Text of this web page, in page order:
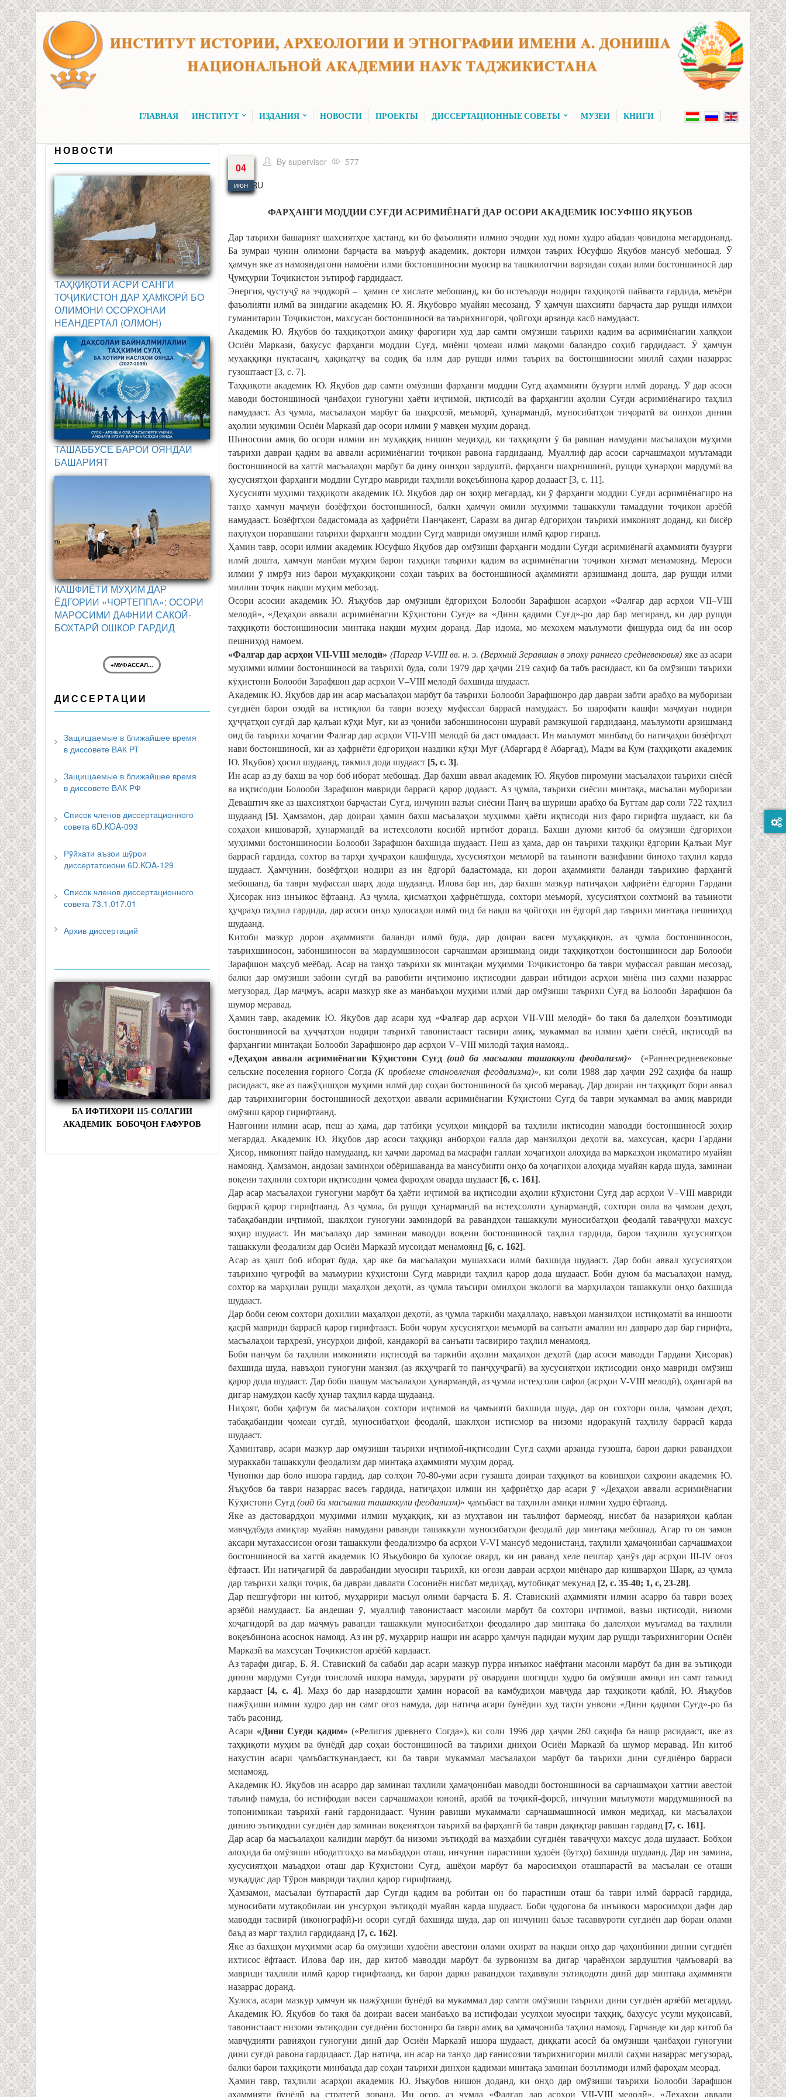
Перейти к основному содержанию
ГЛАВНАЯ ИНСТИТУТ ИЗДАНИЯ НОВОСТИ ПРОЕКТЫ ДИССЕРТАЦИОННЫЕ СОВЕТЫ МУЗЕИ КНИГИ
04
июн
By supervisor
577
Язык RU
ФАРҲАНГИ МОДДИИ СУҒДИ АСРИМИЁНАГӢ ДАР ОСОРИ АКАДЕМИК ЮСУФШО ЯҚУБОВ
Дар таърихи башарият шахсиятҳое ҳастанд, ки бо фаъолияти илмию эҷодии худ номи худро абадан ҷовидона мегардонанд.
Ба зумраи чунин олимони барҷаста ва маъруф академик, доктори илмҳои таърих Юсуфшо Яқубов мансуб мебошад. Ӯ
ҳамчун яке аз намояндагони намоёни илми бостоншиносии муосир ва ташкилотчии варзидаи соҳаи илми бостоншиносӣ дар
Ҷумҳурии Тоҷикистон эътироф гардидааст.
Энергия, ҷустуҷӯ ва эҷодкорӣ – ҳамин се хислате мебошанд, ки бо истеъдоди нодири таҳқиқотӣ пайваста гардида, меъёри
фаъолияти илмӣ ва зиндагии академик Ю. Я. Яқубовро муайян месозанд. Ӯ ҳамчун шахсияти барҷаста дар рушди илмҳои
гуманитарии Тоҷикистон, махсусан бостоншиносӣ ва таърихнигорӣ, ҷойгоҳи арзанда касб намудааст.
Академик Ю. Яқубов бо таҳқиқотҳои амиқу фарогири худ дар самти омӯзиши таърихи қадим ва асримиёнагии халқҳои
Осиёи Марказӣ, бахусус фарҳанги моддии Суғд, миёни ҷомеаи илмӣ мақоми баландро соҳиб гардидааст. Ӯ ҳамчун
муҳаққиқи нуқтасанҷ, ҳақиқатҷӯ ва содиқ ба илм дар рушди илми таърих ва бостоншиносии миллӣ саҳми назаррас
гузоштааст [3, с. 7].
Таҳқиқоти академик Ю. Яқубов дар самти омӯзиши фарҳанги моддии Суғд аҳаммияти бузурги илмӣ доранд. Ӯ дар асоси
маводи бостоншиносӣ ҷанбаҳои гуногуни ҳаёти иҷтимоӣ, иқтисодӣ ва фарҳангии аҳолии Суғди асримиёнагиро таҳлил
намудааст. Аз ҷумла, масъалаҳои марбут ба шаҳрсозӣ, меъморӣ, ҳунармандӣ, муносибатҳои тиҷоратӣ ва оинҳои динии
аҳолии муқимии Осиёи Марказӣ дар осори илмии ӯ мавқеи муҳим доранд.
Шиносоии амиқ бо осори илмии ин муҳаққиқ нишон медиҳад, ки таҳқиқоти ӯ ба равшан намудани масъалаҳои муҳими
таърихи давраи қадим ва аввали асримиёнагии тоҷикон равона гардидаанд. Муаллиф дар асоси сарчашмаҳои муътамади
бостоншиносӣ ва хаттӣ масъалаҳои марбут ба дину оинҳои зардуштӣ, фарҳанги шаҳрнишинӣ, рушди ҳунарҳои мардумӣ ва
хусусиятҳои фарҳанги моддии Суғдро мавриди таҳлили воқеъбинона қарор додааст [3, с. 11].
Хусусияти муҳими таҳқиқоти академик Ю. Яқубов дар он зоҳир мегардад, ки ӯ фарҳанги моддии Суғди асримиёнагиро на
танҳо ҳамчун маҷмӯи бозёфтҳои бостоншиносӣ, балки ҳамчун омили муҳимми ташаккули тамаддуни тоҷикон арзёбӣ
намудааст. Бозёфтҳои бадастомада аз ҳафриёти Панҷакент, Саразм ва дигар ёдгориҳои таърихӣ имконият доданд, ки бисёр
паҳлуҳои норавшани таърихи фарҳанги моддии Суғд мавриди омӯзиши илмӣ қарор гиранд.
Ҳамин тавр, осори илмии академик Юсуфшо Яқубов дар омӯзиши фарҳанги моддии Суғди асримиёнагӣ аҳаммияти бузурги
илмӣ дошта, ҳамчун манбаи муҳим барои таҳқиқи таърихи қадим ва асримиёнагии тоҷикон хизмат менамоянд. Мероси
илмии ӯ имрӯз низ барои муҳаққиқони соҳаи таърих ва бостоншиносӣ аҳаммияти арзишманд дошта, дар рушди илми
миллии тоҷик нақши муҳим мебозад.
Осори асосии академик Ю. Яъқубов дар омӯзиши ёдгориҳои Болооби Зарафшон асарҳои «Фалғар дар асрҳои VII–VIII
мелодӣ», «Деҳаҳои аввали асримиёнагии Кӯҳистони Суғд» ва «Дини қадими Суғд»-ро дар бар мегиранд, ки дар рушди
таҳқиқоти бостоншиносии минтақа нақши муҳим доранд. Дар идома, мо мехоҳем маълумоти фишурда оид ба ин осор
пешниҳод намоем.
«Фалғар дар асрҳоиVII-VIIIмелодӣ» (Паргар V-VIII вв. н. э. (Верхний Зеравшан в эпоху раннего средневековья) яке аз асари
муҳимми илмии бостоншиносӣ ва таърихӣ буда, соли 1979 дар ҳаҷми 219 саҳиф ба табъ расидааст, ки ба омӯзиши таърихи
кӯҳистони Болооби Зарафшон дар асрҳои V–VIII мелодӣ бахшида шудааст.
Академик Ю. Яқубов дар ин асар масъалаҳои марбут ба таърихи Болооби Зарафшонро дар давраи забти арабҳо ва муборизаи
суғдиён барои озодӣ ва истиқлол ба таври возеҳу муфассал баррасӣ намудааст. Бо шарофати кашфи маҷмуаи нодири
ҳуҷҷатҳои суғдӣ дар қалъаи кӯҳи Муғ, ки аз ҷониби забоншиносони шуравӣ рамзкушоӣ гардидаанд, маълумоти арзишманд
оид ба таърихи хоҷагии Фалғар дар асрҳои VII-VIII мелодӣ ба даст омадааст. Ин маълумот минбаъд бо натиҷаҳои бозёфтҳот
нави бостоншиносӣ, ки аз ҳафриёти ёдгориҳои наздики кӯҳи Муғ (Абаргард ё Абарғад), Мадм ва Кум (таҳқиқоти академик
Ю. Яқубов) ҳосил шудаанд, такмил дода шудааст [5, с. 3].
Ин асар аз ду бахш ва чор боб иборат мебошад. Дар бахши аввал академик Ю. Яқубов пиромуни масъалаҳои таърихи сиёсӣ
ва иқтисодии Болооби Зарафшон мавриди баррасӣ қарор додааст. Аз ҷумла, таърихи сиёсии минтақа, масъалаи муборизаи
Деваштич яке аз шахсиятҳои барҷастаи Суғд, инчунин вазъи сиёсии Панҷ ва шуриши арабҳо ба Буттам дар соли 722 таҳлил
шудаанд [5]. Ҳамзамон, дар доираи ҳамин бахш масъалаҳои муҳимми ҳаёти иқтисодӣ низ фаро гирифта шудааст, ки ба
соҳаҳои кишоварзӣ, ҳунармандӣ ва истеҳсолоти косибӣ иртибот доранд. Бахши дуюми китоб ба омӯзиши ёдгориҳои
муҳимми бостоншиносии Болооби Зарафшон бахшида шудааст. Пеш аз ҳама, дар он таърихи таҳқиқи ёдгории Қалъаи Муғ
баррасӣ гардида, сохтор ва тарҳи ҳуҷраҳои кашфшуда, хусусиятҳои меъморӣ ва таъиноти вазифавии биноҳо таҳлил карда
шудааст. Ҳамчунин, бозёфтҳои нодири аз ин ёдгорӣ бадастомада, ки дорои аҳаммияти баланди таърихию фарҳангӣ
мебошанд, ба таври муфассал шарҳ дода шудаанд. Илова бар ин, дар бахши мазкур натиҷаҳои ҳафриёти ёдгории Гардани
Ҳисорак низ инъикос ёфтаанд. Аз ҷумла, қисматҳои ҳафриётшуда, сохтори меъморӣ, хусусиятҳои сохтмонӣ ва таъиноти
ҳуҷраҳо таҳлил гардида, дар асоси онҳо хулосаҳои илмӣ оид ба нақш ва ҷойгоҳи ин ёдгорӣ дар таърихи минтақа пешниҳод
шудаанд.
Китоби мазкур дорои аҳаммияти баланди илмӣ буда, дар доираи васеи муҳаққиқон, аз ҷумла бостоншиносон,
таърихшиносон, забоншиносон ва мардумшиносон сарчашмаи арзишманд оиди таҳқиқотҳои бостоншиноси дар Болооби
Зарафшон маҳсуб меёбад. Асар на танҳо таърихи як минтақаи муҳимми Тоҷикистонро ба таври муфассал равшан месозад,
балки дар омӯзиши забони суғдӣ ва равобити иҷтимоию иқтисодии давраи ибтидои асрҳои миёна низ саҳми назаррас
мегузорад. Дар маҷмуъ, асари мазкур яке аз манбаъҳои муҳими илмӣ дар омӯзиши таърихи Суғд ва Болооби Зарафшон ба
шумор меравад.
Ҳамин тавр, академик Ю. Яқубов дар асари худ «Фалғар дар асрҳои VII-VIII мелодӣ» бо такя ба далелҳои боэътимоди
бостоншиносӣ ва ҳуҷҷатҳои нодири таърихӣ тавонистааст тасвири амиқ, мукаммал ва илмии ҳаёти сиёсӣ, иқтисодӣ ва
фарҳангии минтақаи Болооби Зарафшонро дар асрҳои V–VIII милодӣ таҳия намояд..
«Деҳаҳои аввали асримиёнагии КӯҳистониСуғд (оид ба масъалаи ташаккули феодализм)» («Раннесредневековые
сельские поселения горного Согда(К проблеме становления феодализма)», ки соли 1988 дар ҳаҷми 292 саҳифа ба нашр
расидааст, яке аз пажӯҳишҳои муҳими илмӣ дар соҳаи бостоншиносӣ ба ҳисоб меравад. Дар доираи ин таҳқиқот бори аввал
дар таърихнигории бостоншиносӣ деҳотҳои аввали асримиёнагии Кӯҳистони Суғд ба таври мукаммал ва амиқ мавриди
омӯзиш қарор гирифтаанд.
Навгонии илмии асар, пеш аз ҳама, дар татбиқи усулҳои миқдорӣ ва таҳлили иқтисодии маводди бостоншиносӣ зоҳир
мегардад. Академик Ю. Яқубов дар асоси таҳқиқи анборҳои ғалла дар манзилҳои деҳотӣ ва, махсусан, қасри Гардани
Ҳисор, имконият пайдо намудаанд, ки ҳаҷми даромад ва масрафи ғаллаи хоҷагиҳои алоҳида ва марказҳои иқоматиро муайян
намоянд. Ҳамзамон, андозаи заминҳои обёришаванда ва мансубияти онҳо ба хоҷагиҳои алоҳида муайян карда шуда, заминаи
воқеии таҳлили сохтори иқтисодии ҷомеа фароҳам оварда шудааст [6, с. 161].
Дар асар масъалаҳои гуногуни марбут ба ҳаёти иҷтимоӣ ва иқтисодии аҳолии кӯҳистони Суғд дар асрҳои V–VIII мавриди
баррасӣ қарор гирифтаанд. Аз ҷумла, ба рушди ҳунармандӣ ва истеҳсолоти ҳунармандӣ, сохтори оила ва ҷамоаи деҳот,
табақабандии иҷтимоӣ, шаклҳои гуногуни заминдорӣ ва равандҳои ташаккули муносибатҳои феодалӣ таваҷҷуҳи махсус
зоҳир шудааст. Ин масъалаҳо дар заминаи маводди воқеии бостоншиносӣ таҳлил гардида, барои таҳлили хусусиятҳои
ташаккули феодализм дар Осиёи Марказӣ мусоидат менамоянд [6, с. 162].
Асар аз ҳашт боб иборат буда, ҳар яке ба масъалаҳои мушаххаси илмӣ бахшида шудааст. Дар боби аввал хусусиятҳои
таърихию ҷуғрофӣ ва маъмурии кӯҳистони Суғд мавриди таҳлил қарор дода шудааст. Боби дуюм ба масъалаҳои намуд,
сохтор ва марҳилаи рушди маҳалҳои деҳотӣ, аз ҷумла таъсири омилҳои экологӣ ва марҳилаҳои ташаккули онҳо бахшида
шудааст.
Дар боби сеюм сохтори дохилии маҳалҳои деҳотӣ, аз ҷумла таркиби маҳаллаҳо, навъҳои манзилҳои истиқоматӣ ва иншооти
қасрӣ мавриди баррасӣ қарор гирифтааст. Боби чорум хусусиятҳои меъморӣ ва санъати амалии ин давраро дар бар гирифта,
масъалаҳои тарҳрезӣ, унсурҳои дифоӣ, кандакорӣ ва санъати тасвириро таҳлил менамояд.
Боби панҷум ба таҳлили имконияти иқтисодӣ ва таркиби аҳолии маҳалҳои деҳотӣ (дар асоси маводди Гардани Ҳисорак)
бахшида шуда, навъҳои гуногуни манзил (аз якҳуҷрагӣ то панҷҳуҷрагӣ) ва хусусиятҳои иқтисодии онҳо мавриди омӯзиш
қарор дода шудааст. Дар боби шашум масъалаҳои ҳунармандӣ, аз ҷумла истеҳсоли сафол (асрҳои V-VIII мелодӣ), оҳангарӣ ва
дигар намудҳои касбу ҳунар таҳлил карда шудаанд.
Ниҳоят, боби ҳафтум ба масъалаҳои сохтори иҷтимоӣ ва ҷамъиятӣ бахшида шуда, дар он сохтори оила, ҷамоаи деҳот,
табақабандии ҷомеаи суғдӣ, муносибатҳои феодалӣ, шаклҳои истисмор ва низоми идоракунӣ таҳлилу баррасӣ карда
шудааст.
Ҳаминтавр, асари мазкур дар омӯзиши таърихи иҷтимоӣ-иқтисодии Суғд саҳми арзанда гузошта, барои дарки равандҳои
мураккаби ташаккули феодализм дар минтақа аҳаммияти муҳим дорад.
Чунонки дар боло ишора гардид, дар солҳои 70-80-уми асри гузашта доираи таҳқиқот ва ковишҳои саҳроии академик Ю.
Яъқубов ба таври назаррас васеъ гардида, натиҷаҳои илмии ин ҳафриётҳо дар асари ӯ «Деҳаҳои аввали асримиёнагии
Кӯҳистони Суғд (оид ба масъалаи ташаккули феодализм)» ҷамъбаст ва таҳлили амиқи илмии худро ёфтаанд.
Яке аз дастовардҳои муҳимми илмии муҳаққиқ, ки аз муҳтавои ин таълифот бармеояд, нисбат ба назарияҳои қаблан
мавҷудбуда амиқтар муайян намудани раванди ташаккули муносибатҳои феодалӣ дар минтақа мебошад. Агар то он замон
аксари мутахассисон оғози ташаккули феодализмро ба асрҳои V-VI мансуб медонистанд, таҳлили ҳамаҷонибаи сарчашмаҳои
бостоншиносӣ ва хаттӣ академик Ю Яъқубовро ба хулосае овард, ки ин раванд хеле пештар ҳанӯз дар асрҳои III-IV оғоз
ёфтааст. Ин натиҷагирӣ ба даврабандии муосири таърихӣ, ки оғози давраи асрҳои миёнаро дар кишварҳои Шарқ, аз ҷумла
дар таърихи халқи тоҷик, ба давраи давлати Сосониён нисбат медиҳад, мутобиқат мекунад [2, с. 35-40; 1, с, 23-28].
Дар пешгуфтори ин китоб, муҳаррири масъул олими барҷаста Б. Я. Ставиский аҳаммияти илмии асарро ба таври возеҳ
арзёбӣ намудааст. Ба андешаи ӯ, муаллиф тавонистааст масоили марбут ба сохтори иҷтимоӣ, вазъи иқтисодӣ, низоми
хоҷагидорӣ ва дар маҷмӯъ раванди ташаккули муносибатҳои феодалиро дар минтақа бо далелҳои муътамад ва таҳлили
воқеъбинона асоснок намояд. Аз ин рӯ, муҳаррир нашри ин асарро ҳамчун падидаи муҳим дар рушди таърихнигории Осиёи
Марказӣ ва махсусан Тоҷикистон арзёбӣ кардааст.
Аз тарафи дигар, Б. Я. Ставиский ба сабаби дар асари мазкур пурра инъикос наёфтани масоили марбут ба дин ва эътиқоди
динии мардуми Суғди тоисломӣ ишора намуда, зарурати рӯ овардани шогирди худро ба омӯзиши амиқи ин самт таъкид
кардааст [4, с. 4]. Маҳз бо дар назардошти ҳамин норасоӣ ва камбудиҳои мавҷуда дар таҳқиқоти қаблӣ, Ю. Яъқубов
пажӯҳиши илмии худро дар ин самт оғоз намуда, дар натиҷа асари бунёдии худ таҳти унвони «Дини қадими Суғд»-ро ба
табъ расонид.
Асари «Дини Суғди қадим» («Религия древнего Согда»), ки соли 1996 дар ҳаҷми 260 саҳифа ба нашр расидааст, яке аз
таҳқиқоти муҳим ва бунёдӣ дар соҳаи бостоншиносӣ ва таърихи динҳои Осиёи Марказӣ ба шумор меравад. Ин китоб
нахустин асари ҷамъбасткунандаест, ки ба таври мукаммал масъалаҳои марбут ба таърихи дини суғдиёнро баррасӣ
менамояд.
Академик Ю. Яқубов ин асарро дар заминаи таҳлили ҳамаҷонибаи маводди бостоншиносӣ ва сарчашмаҳои хаттии авестоӣ
таълиф намуда, бо истифодаи васеи сарчашмаҳои юнонӣ, арабӣ ва тоҷикӣ-форсӣ, инчунин маълумоти мардумшиносӣ ва
топонимикаи таърихӣ ғанӣ гардонидааст. Чунин равиши мукаммали сарчашмашиносӣ имкон медиҳад, ки масъалаҳои
динию эътиқодии суғдиён дар заминаи воқеиятҳои таърихӣ ва фарҳангӣ ба таври дақиқтар равшан гарданд [7, с. 161].
Дар асар ба масъалаҳои калидии марбут ба низоми эътиқодӣ ва мазҳабии суғдиён таваҷҷуҳи махсус дода шудааст. Бобҳои
алоҳида ба омӯзиши ибодатгоҳҳо ва маъбадҳои оташ, инчунин парастиши худоён (бутҳо) бахшида шудаанд. Дар ин замина,
хусусиятҳои маъадҳои оташ дар Кӯҳистони Суғд, ашёҳои марбут ба маросимҳои оташпарастӣ ва масъалаи се оташи
муқаддас дар Тӯрон мавриди таҳлил қарор гирифтаанд.
Ҳамзамон, масъалаи бутпарастӣ дар Суғди қадим ва робитаи он бо парастиши оташ ба таври илмӣ баррасӣ гардида,
муносибати мутақобилаи ин унсурҳои эътиқодӣ муайян карда шудааст. Боби ҷудогона ба инъикоси маросимҳои дафн дар
маводди тасвирӣ (иконографӣ)-и осори суғдӣ бахшида шуда, дар он инчунин баъзе тасаввуроти суғдиён дар бораи олами
баъд аз марг таҳлил гардидаанд [7, с. 162].
Яке аз бахшҳои муҳимми асар ба омӯзиши худоёни авестоии олами охират ва нақши онҳо дар ҷаҳонбинии динии суғдиён
ихтисос ёфтааст. Илова бар ин, дар китоб маводди марбут ба зурвонизм ва дигар ҷараёнҳои зардуштия ҷамъоварӣ ва
мавриди таҳлили илмӣ қарор гирифтаанд, ки барои дарки равандҳои таҳаввули эътиқодоти динӣ дар минтақа аҳаммияти
назаррас доранд.
Хулоса, асари мазкур ҳамчун як пажӯҳиши бунёдӣ ва мукаммал дар самти омӯзиши таърихи дини суғдиён арзёбӣ мегардад.
Академик Ю. Яқубов бо такя ба доираи васеи манбаъҳо ва истифодаи усулҳои муосири таҳқиқ, бахусус усули муқоисавӣ,
тавонистааст низоми эътиқодии суғдиёни бостониро ба таври амиқ ва ҳамаҷониба таҳлил намояд. Гарчанде ки дар китоб ба
мавҷудияти равияҳои гуногуни динӣ дар Осиёи Марказӣ ишора шудааст, диққати асосӣ ба омӯзиши ҷанбаҳои гуногуни
дини суғдӣ равона гардидааст. Дар натиҷа, ин асар на танҳо дар ғанисозии таърихнигории миллӣ саҳми назаррас мегузорад,
балки барои таҳқиқоти минбаъда дар соҳаи таърихи динҳои қадимаи минтақа заминаи боэътимоди илмӣ фароҳам меорад.
Ҳамин тавр, таҳлили асарҳои академик Ю. Яъқубов нишон доданд, ки онҳо дар омӯзиши таърихи Болооби Зарафшон
аҳаммияти бунёдӣ ва стратегӣ доранд. Ин осор, аз ҷумла «Фалғар дар асрҳои VII-VIII мелодӣ», «Деҳаҳои аввали
НОВОСТИ
ТАҲҚИҚОТИ АСРИ САНГИ
ТОҶИКИСТОН ДАР ҲАМКОРӢ БО
ОЛИМОНИ ОСОРХОНАИ
НЕАНДЕРТАЛ (ОЛМОН)
ТАШАББУСЕ БАРОИ ОЯНДАИ
БАШАРИЯТ
КАШФИЁТИ МУҲИМ ДАР
ЁДГОРИИ «ЧОРТЕППА»: ОСОРИ
МАРОСИМИ ДАФНИИ САКОӢ-
БОХТАРӢ ОШКОР ГАРДИД
+МУФАССАЛ...
ДИССЕРТАЦИИ
Защищаемые в ближайшее время
в диссовете ВАК РТ
Защищаемые в ближайшее время
в диссовете ВАК РФ
Список членов диссертационного
совета 6D.KOA-093
Рӯйхати аъзои шӯрои
диссертатсиони 6D.KOA-129
Список членов диссертационного
совета 73.1.017.01
Архив диссертаций
БА ИФТИХОРИ 115-СОЛАГИИ
АКАДЕМИК БОБОҶОН ҒАФУРОВ